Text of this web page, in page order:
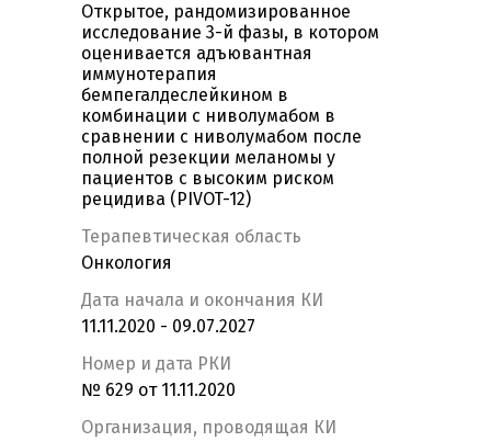
Открытое, рандомизированное
исследование 3-й фазы, в котором
оценивается адъювантная
иммунотерапия
бемпегалдеслейкином в
комбинации с ниволумабом в
сравнении с ниволумабом после
полной резекции меланомы у
пациентов с высоким риском
рецидива (PIVOT-12)
Терапевтическая область
Онкология
Дата начала и окончания КИ
11.11.2020 - 09.07.2027
Номер и дата РКИ
№ 629 от 11.11.2020
Организация, проводящая КИ